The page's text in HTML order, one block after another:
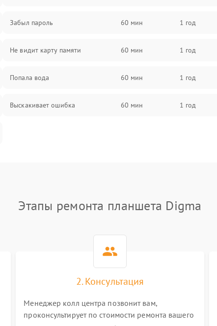
Забыл пароль 60 мин 1 год
Не видит карту памяти 60 мин 1 год
Попала вода 60 мин 1 год
Выскакивает ошибка 60 мин 1 год
Этапы ремонта планшета Digma
2. Консультация
Менеджер колл центра позвонит вам,
проконсультирует по стоимости ремонта вашего